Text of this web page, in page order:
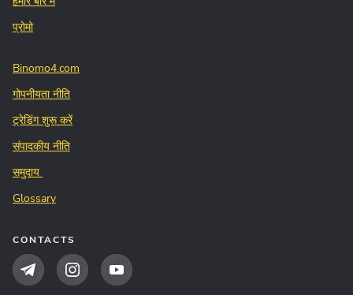
प्रोमो
Binomo4.com
गोपनीयता नीति
ट्रेडिंग शुरू करें
संपादकीय नीति
समुदाय
Glossary
CONTACTS